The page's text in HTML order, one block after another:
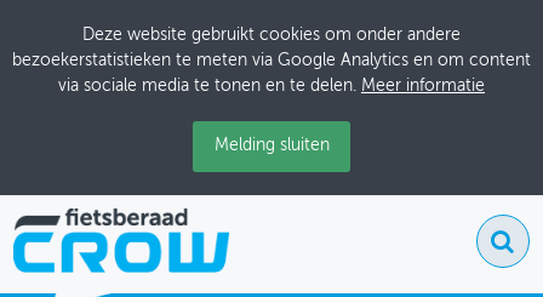
Deze website gebruikt cookies om onder andere
bezoekerstatistieken te meten via Google Analytics en om content
via sociale media te tonen en te delen. Meer informatie
Melding sluiten